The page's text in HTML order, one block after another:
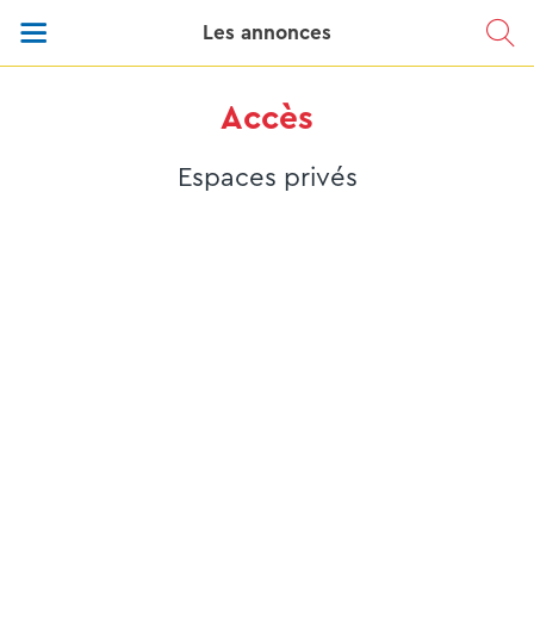
Les annonces
Accès
Espaces privés